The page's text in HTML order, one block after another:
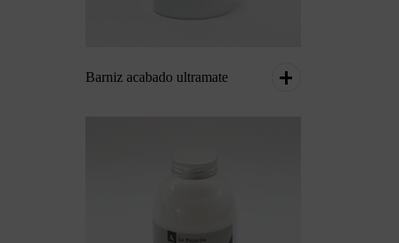
Barniz acabado ultramate